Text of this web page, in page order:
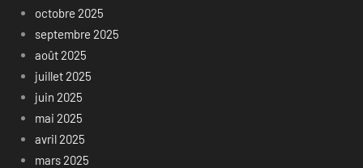
octobre 2025
septembre 2025
août 2025
juillet 2025
juin 2025
mai 2025
avril 2025
mars 2025